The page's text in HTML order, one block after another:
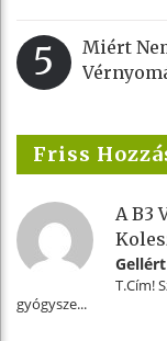
5
Miért
Friss
A B3
T.Cím!
gyógysze...